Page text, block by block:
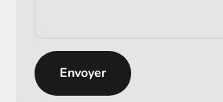
Envoyer